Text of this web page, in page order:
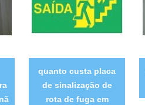
quanto custa placa
de sinalização de
rota de fuga em